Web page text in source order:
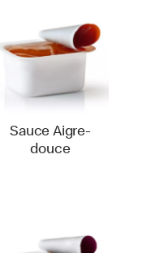
Sauce Aigre-
douce